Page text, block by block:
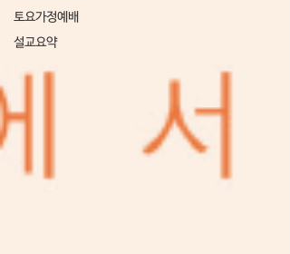
토요가정예배
설교요약